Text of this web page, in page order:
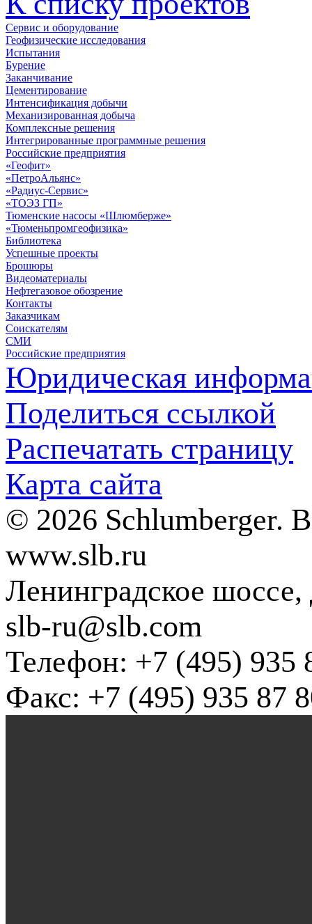
Сервис и оборудование
Геофизические исследования
Испытания
Бурение
Заканчивание
Цементирование
Интенсификация добычи
Механизированная добыча
Комплексные решения
Интегрированные программные решения
Российские предприятия
«Геофит»
«ПетроАльянс»
«Радиус-Сервис»
«ТОЭЗ ГП»
Тюменские насосы «Шлюмберже»
«Тюменьпромгеофизика»
Библиотека
Успешные проекты
Брошюры
Видеоматериалы
Нефтегазовое обозрение
Контакты
Заказчикам
Соискателям
СМИ
Российские предприятия
Юридическая
Поделиться ссылкой
Распечатать страницу
Карта сайта
© 2026 Schlumberger.
www.slb.ru
Ленинградское
slb-ru@slb.com
Телефон: +7 (495) 935
Факс: +7 (495) 935 87